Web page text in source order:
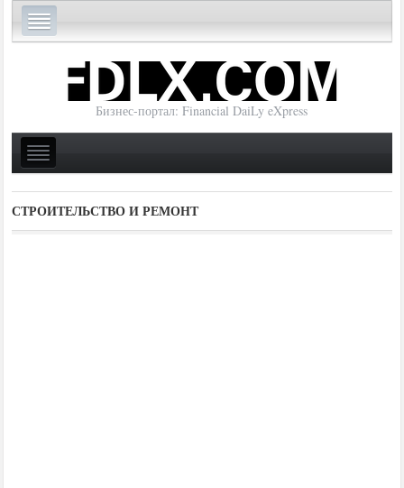
Бизнес-портал: Financial DaiLy eXpress
СТРОИТЕЛЬСТВО И РЕМОНТ